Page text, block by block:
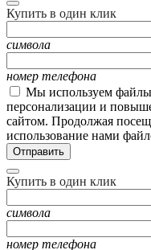
Купить в один клик
символа
номер телефона
Мы используем
персонализации и
сайтом. Продолжая
использование нами
Купить в один клик
символа
номер телефона